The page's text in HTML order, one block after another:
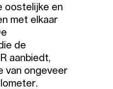
oostelijke en
met elkaar
de
aanbiedt,
van ongeveer